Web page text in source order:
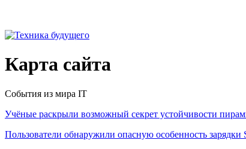
Карта сайта
События из мира IT
Учёные раскрыли возможный секрет устойчивости
Пользователи обнаружили опасную особенность зарядки